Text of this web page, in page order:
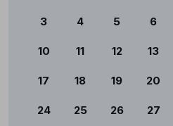
3 4 5 6
10 11 12 13
17 18 19 20
24 25 26 27